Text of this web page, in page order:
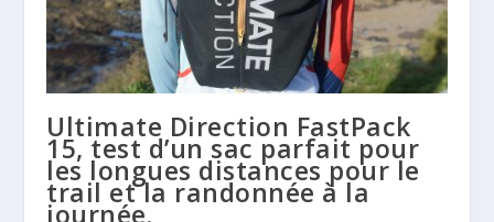
Ultimate Direction FastPack
15, test d’un sac parfait pour
les longues distances pour le
trail et la randonnée à la
journée.